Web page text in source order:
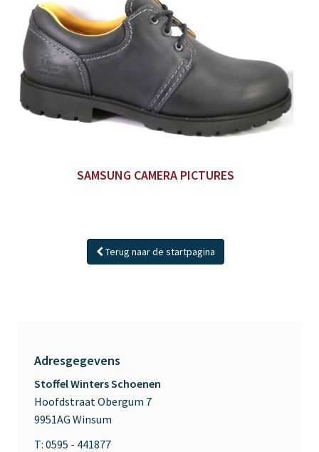
SAMSUNG CAMERA PICTURES
Terug naar de startpagina
Adresgegevens
Stoffel Winters Schoenen
Hoofdstraat Obergum 7
9951AG Winsum
T: 0595 - 441877